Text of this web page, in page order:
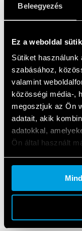
Beleegyezés
Ez a weboldal
Sütiket
szabásához,
valamint
közösségi média-,
megosztjuk az Ön
adatait, akik
adatokkal,
Ön által használt
Cookie policy.